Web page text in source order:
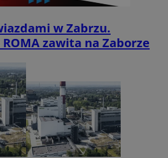
w Zabrzu.
zawita na Zaborze